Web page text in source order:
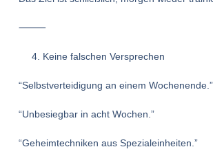
⸻
Keine falschen Versprechen
“Selbstverteidigung an einem Wochenende.”
“Unbesiegbar in acht Wochen.”
“Geheimtechniken aus Spezialeinheiten.”